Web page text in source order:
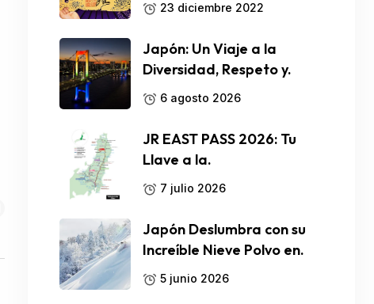
23 diciembre 2022
Japón: Un Viaje a la
Diversidad, Respeto y.
6 agosto 2026
JR EAST PASS 2026: Tu
Llave a la.
7 julio 2026
Japón Deslumbra con su
Increíble Nieve Polvo en.
5 junio 2026